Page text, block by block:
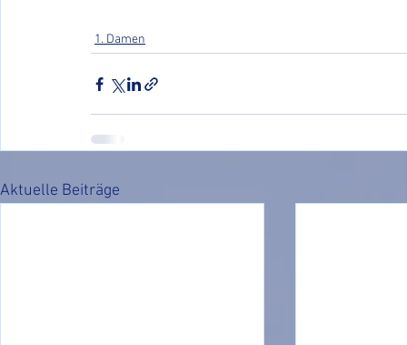
1. Damen
Aktuelle Beiträge